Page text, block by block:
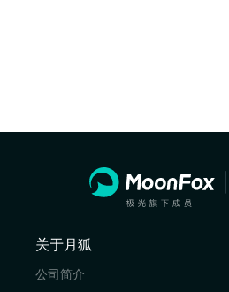
关于月狐
公司简介